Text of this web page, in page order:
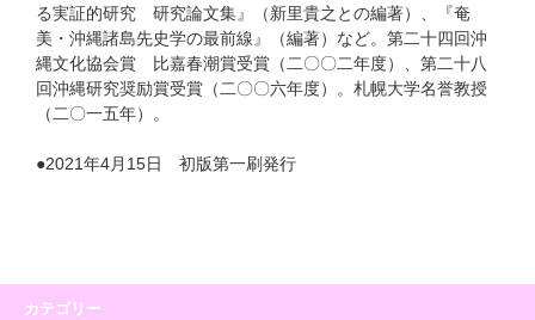
る実証的研究 研究論文集』（新里貴之との編著）、『奄
美・沖縄諸島先史学の最前線』（編著）など。第二十四回沖
縄文化協会賞 比嘉春潮賞受賞（二〇〇二年度）、第二十八
回沖縄研究奨励賞受賞（二〇〇六年度）。札幌大学名誉教授
（二〇一五年）。
●2021年4月15日 初版第一刷発行
カテゴリー